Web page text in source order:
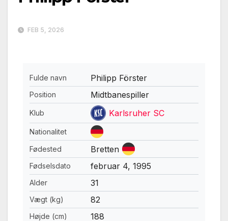
FEB 5, 2026
Fulde navn Philipp Förster
Position Midtbanespiller
Klub Karlsruher SC
Nationalitet
Fødested
Bretten
Fødselsdato februar 4, 1995
Alder 31
Vægt (kg) 82
Højde (cm) 188